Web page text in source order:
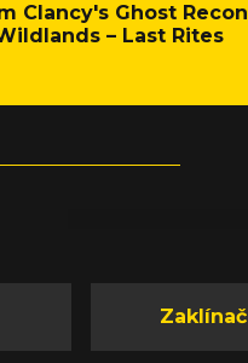
Clancy's Ghost Recon
– Last Rites
Zaklínač